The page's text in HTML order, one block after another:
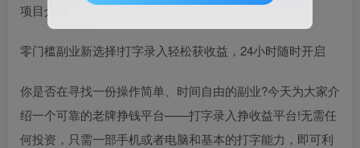
项目介绍：
零门槛副业新选择!打字录入轻松获收益，24小时随时开启
你是否在寻找一份操作简单、时间自由的副业?今天为大家介
绍一个可靠的老牌挣钱平台——打字录入挣收益平台!无需任
何投资，只需一部手机或者电脑和基本的打字能力，即可利